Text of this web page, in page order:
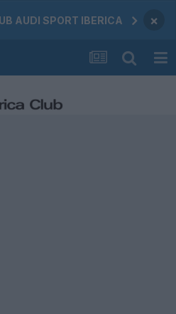
AUDI SPORT IBERICA ×